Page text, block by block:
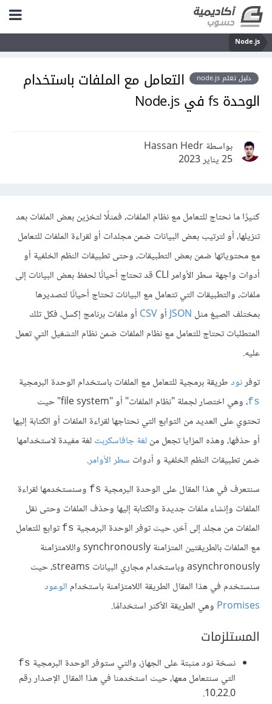
Node.js
دليل تعلم node.js
التعامل مع الملفات باستخدام
الوحدة fs في Node.js
بواسطة Hassan Hedr
25 يناير 2023
كثيرًا ما نحتاج للتعامل مع نظام الملفات، فمثلًا لتخزين بعض الملفات بعد
تنزيلها، أو لترتيب بعض البيانات ضمن مجلدات أو لقراءة الملفات للتعامل
مع محتوياتها ضمن بعض التطبيقات، وحتى تطبيقات النظم الخلفية أو
أدوات واجهة سطر الأوامر CLI قد تحتاج أحيانًا لحفظ بعض البيانات إلى
ملفات، والتطبيقات التي تتعامل مع البيانات تحتاج أحيانًا لتصديرها
بمختلف الصيغ مثل JSONأوCSV أو ملفات برنامج إكسل، فكل تلك
المتطلبات تحتاج للتعامل مع نظام الملفات ضمن نظام التشغيل التي تعمل
عليه.
توفرنودطريقة برمجية للتعامل مع الملفات باستخدام الوحدة البرمجية
‎fs‎
، وهي اختصار لجملة "نظام الملفات" أو "file system" حيث
تحتوي على العديد من التوابع التي نحتاجها لقراءة الملفات أو الكتابة إليها
أو حذفها، وهذه المزايا تجعل منلغة جافاسكربتلغة مفيدة لاستخدامها
ضمن تطبيقات النظم الخلفية و أدوات سطر الأوامر.
سنتعرف في هذا المقال على الوحدة البرمجية ‎fs‎ وسنستخدمها لقراءة
الملفات وإنشاء ملفات جديدة والكتابة إليها وحذف الملفات وحتى نقل
الملفات من مجلد إلى آخر، حيث توفر الوحدة البرمجية ‎fs‎ توابع للتعامل
مع الملفات بالطريقتين المتزامنة synchronously واللامتزامنة
asynchronously وباستخدام مجاري البيانات streams، حيث
سنستخدم في هذا المقال الطريقة اللامتزامنة باستخدام الوعود
Promises وهي الطريقة الأكثر استخدامًا.
المستلزمات
نسخة نود مثبتة على الجهاز، والتي ستوفر الوحدة البرمجية ‎fs‎
التي سنتعامل معها، حيث استخدمنا في هذا المقال الإصدار رقم
10.22.0.